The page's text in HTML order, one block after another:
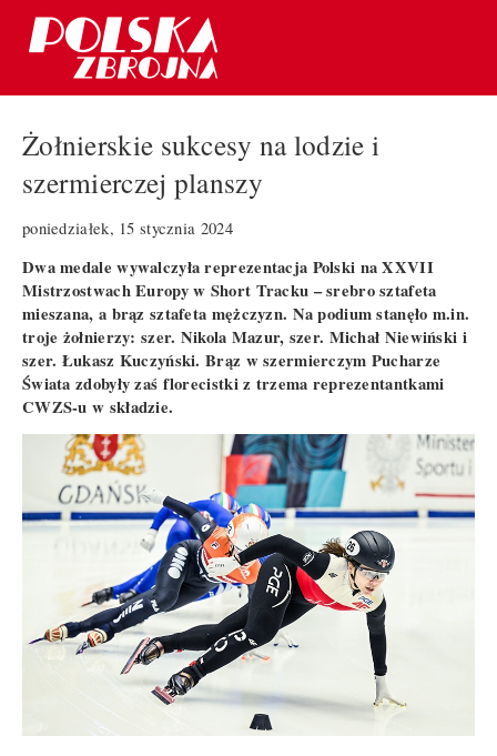
Żołnierskie sukcesy na lodzie i
szermierczej planszy
poniedziałek, 15 stycznia 2024
Dwa medale wywalczyła reprezentacja Polski na XXVII
Mistrzostwach Europy w Short Tracku – srebro sztafeta
mieszana, a brąz sztafeta mężczyzn. Na podium stanęło m.in.
troje żołnierzy: szer. Nikola Mazur, szer. Michał Niewiński i
szer. Łukasz Kuczyński. Brąz w szermierczym Pucharze
Świata zdobyły zaś florecistki z trzema reprezentantkami
CWZS-u w składzie.